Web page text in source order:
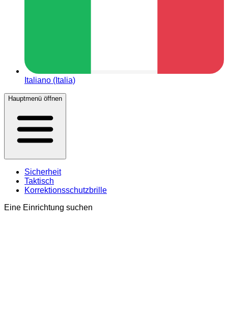
Italiano (Italia)
Hauptmenü öffnen
Sicherheit
Taktisch
Korrektionsschutzbrille
Eine Einrichtung suchen